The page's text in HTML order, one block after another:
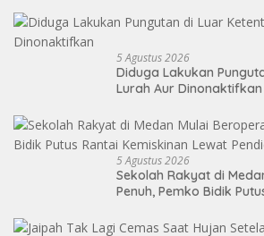
5 Agustus 2026
Diduga Lakukan
Lurah Aur Dinonaktifkan
5 Agustus 2026
Sekolah Rakyat di
Penuh, Pemko Bidik